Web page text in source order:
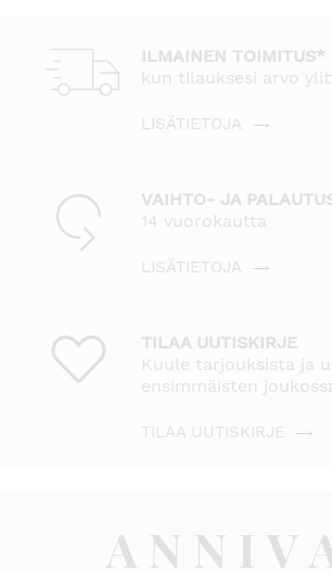
ILMAINEN TOIMITUS*
kun tilauksesi arvo
LISÄTIETOJA
VAIHTO- JA
14 vuorokautta
LISÄTIETOJA
TILAA UUTISKIRJE
Kuule tarjouksista ja
ensimmäisten
TILAA UUTISKIRJE